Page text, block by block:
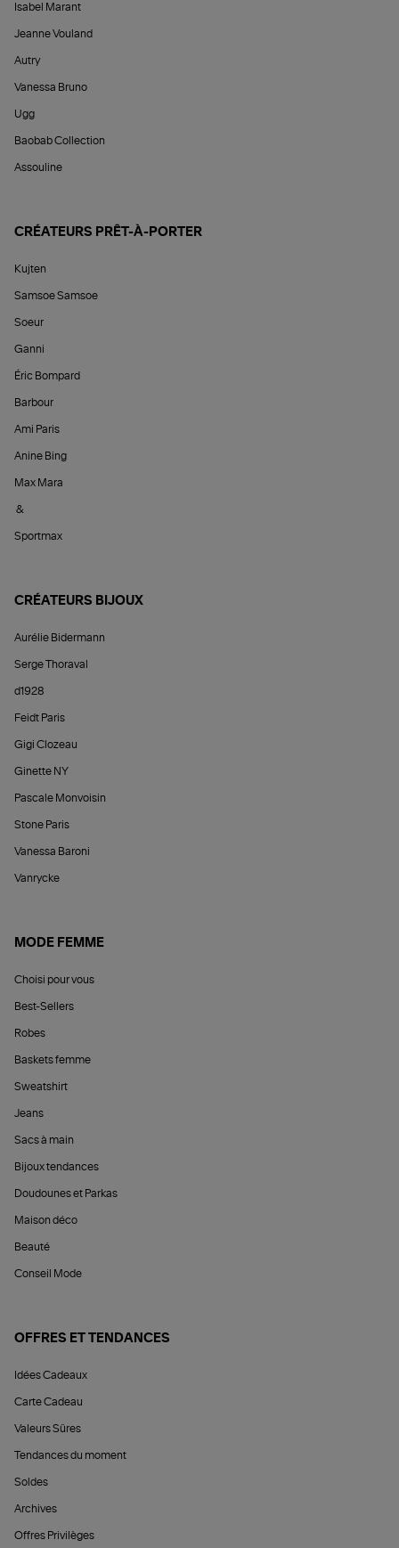
Isabel Marant
Jeanne Vouland
Autry
Vanessa Bruno
Ugg
Baobab Collection
Assouline
CRÉATEURS PRÊT-À-PORTER
Kujten
Samsoe Samsoe
Soeur
Ganni
Éric Bompard
Barbour
Ami Paris
Anine Bing
Max Mara
&
Sportmax
CRÉATEURS BIJOUX
Aurélie Bidermann
Serge Thoraval
d1928
Feidt Paris
Gigi Clozeau
Ginette NY
Pascale Monvoisin
Stone Paris
Vanessa Baroni
Vanrycke
MODE FEMME
Choisi pour vous
Best-Sellers
Robes
Baskets femme
Sweatshirt
Jeans
Sacs à main
Bijoux tendances
Doudounes et Parkas
Maison déco
Beauté
Conseil Mode
OFFRES ET TENDANCES
Idées Cadeaux
Carte Cadeau
Valeurs Sûres
Tendances du moment
Soldes
Archives
Offres Privilèges